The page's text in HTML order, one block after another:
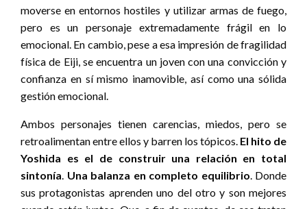
moverse en entornos hostiles y utilizar armas de fuego,
pero es un personaje extremadamente frágil en lo
emocional. En cambio, pese a esa impresión de fragilidad
física de Eiji, se encuentra un joven con una convicción y
confianza en sí mismo inamovible, así como una sólida
gestión emocional.
Ambos personajes tienen carencias, miedos, pero se
retroalimentan entre ellos y barren los tópicos. El hito de
Yoshida es el de construir una relación en total
sintonía. Una balanza en completo equilibrio. Donde
sus protagonistas aprenden uno del otro y son mejores